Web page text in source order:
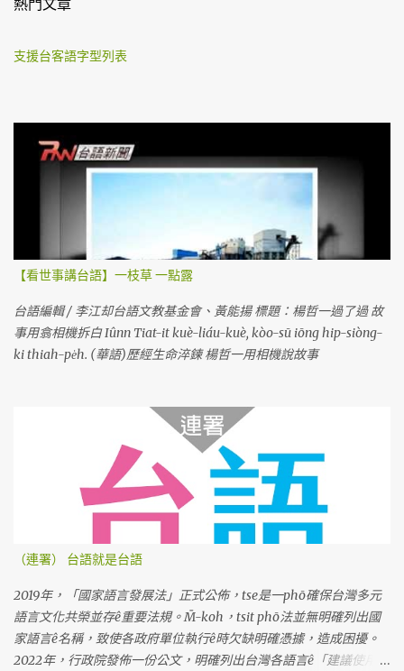
熱門文章
支援台客語字型列表
【看世事講台語】一枝草 一點露
台語編輯 / 李江却台語文教基金會、黃能揚 標題：楊哲一過了過 故
事用翕相機拆白 Iûnn Tiat-it kuè-liáu-kuè, kòo-sū iōng hip-siòng-
ki thiah-pe̍h. (華語)歷經生命淬鍊 楊哲一用相機說故事
（連署） 台語就是台語
2019年，「國家語言發展法」正式公佈，tse是一phō確保台灣多元
語言文化共榮並存ê重要法規。M̄-koh，tsit phō法並無明確列出國
家語言ê名稱，致使各政府單位執行ê時欠缺明確憑據，造成困擾。
2022年，行政院發佈一份公文，明確列出台灣各語言ê「建議使用名